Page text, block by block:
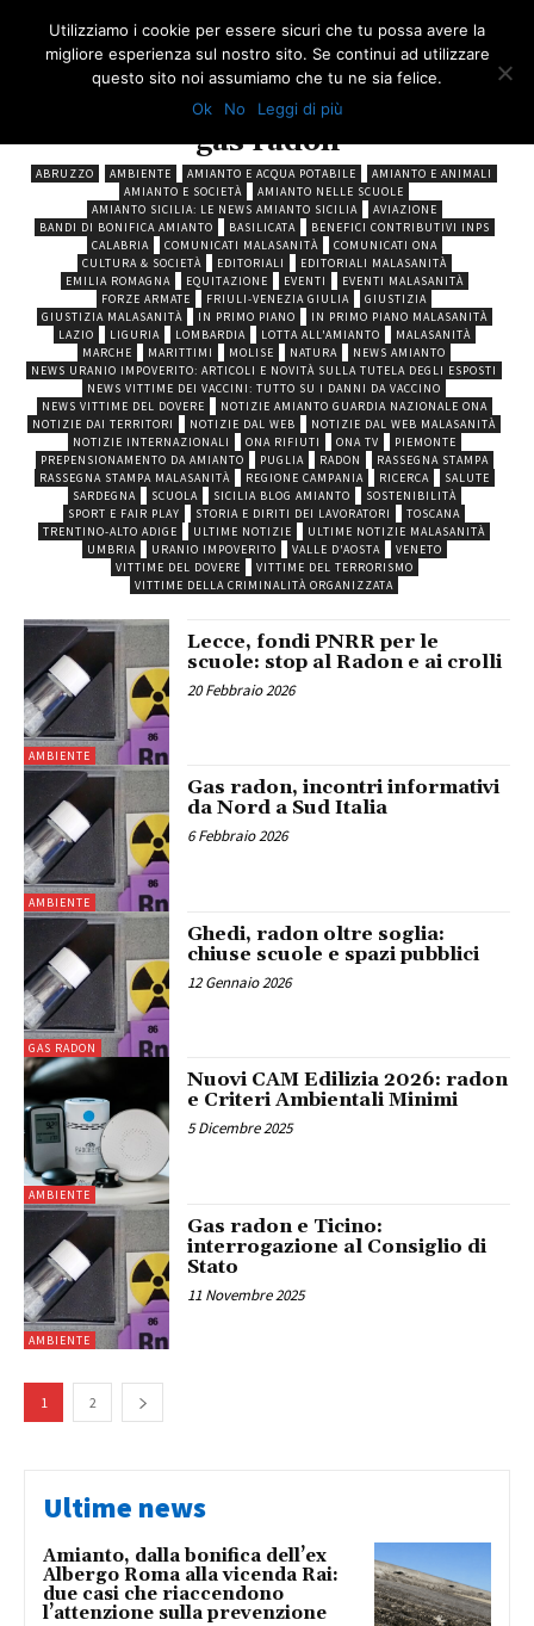
gas radon
ABRUZZO AMBIENTE AMIANTO E ACQUA POTABILE
AMIANTO E ANIMALI
AMIANTO E SOCIETÀ
AMIANTO NELLE SCUOLE
AMIANTO SICILIA: LE NEWS AMIANTO SICILIA
AVIAZIONE
BANDI DI BONIFICA AMIANTO
BASILICATA
BENEFICI CONTRIBUTIVI INPS
CALABRIA
COMUNICATI MALASANITÀ
COMUNICATI ONA
CULTURA & SOCIETÀ
EDITORIALI
EDITORIALI MALASANITÀ
EMILIA ROMAGNA
EQUITAZIONE EVENTI
EVENTI MALASANITÀ
FORZE ARMATE
FRIULI-VENEZIA GIULIA
GIUSTIZIA
GIUSTIZIA MALASANITÀ
IN PRIMO PIANO
IN PRIMO PIANO MALASANITÀ
LAZIO
LIGURIA LOMBARDIA LOTTA ALL'AMIANTO
MALASANITÀ
MARCHE
MARITTIMI MOLISE NATURA
NEWS AMIANTO
NEWS URANIO IMPOVERITO: ARTICOLI E NOVITÀ SULLA TUTELA DEGLI ESPOSTI
NEWS VITTIME DEI VACCINI: TUTTO SU I DANNI DA VACCINO
NEWS VITTIME DEL DOVERE
NOTIZIE AMIANTO GUARDIA NAZIONALE ONA
NOTIZIE DAI TERRITORI
NOTIZIE DAL WEB
NOTIZIE DAL WEB MALASANITÀ
NOTIZIE INTERNAZIONALI
ONA RIFIUTI ONA TV
PIEMONTE
PREPENSIONAMENTO DA AMIANTO
PUGLIA RADON
RASSEGNA STAMPA
RASSEGNA STAMPA MALASANITÀ
REGIONE CAMPANIA RICERCA
SALUTE
SARDEGNA
SCUOLA SICILIA BLOG AMIANTO
SOSTENIBILITÀ
SPORT E FAIR PLAY
STORIA E DIRITI DEI LAVORATORI
TOSCANA
TRENTINO-ALTO ADIGE
ULTIME NOTIZIE
ULTIME NOTIZIE MALASANITÀ
UMBRIA
URANIO IMPOVERITO VALLE D'AOSTA
VENETO
VITTIME DEL DOVERE
VITTIME DEL TERRORISMO
VITTIME DELLA CRIMINALITÀ ORGANIZZATA
AMBIENTE
Lecce, fondi PNRR per le
scuole: stop al Radon e ai crolli
20 Febbraio 2026
AMBIENTE
Gas radon, incontri informativi
da Nord a Sud Italia
6 Febbraio 2026
GAS RADON
Ghedi, radon oltre soglia:
chiuse scuole e spazi pubblici
12 Gennaio 2026
AMBIENTE
Nuovi CAM Edilizia 2026: radon
e Criteri Ambientali Minimi
5 Dicembre 2025
AMBIENTE
Gas radon e Ticino:
interrogazione al Consiglio di
Stato
11 Novembre 2025
1 2
Ultime news
Amianto, dalla bonifica dell’ex
Albergo Roma alla vicenda Rai:
due casi che riaccendono
l’attenzione sulla prevenzione
Utilizziamo i cookie per essere sicuri che tu possa avere la
migliore esperienza sul nostro sito. Se continui ad utilizzare
questo sito noi assumiamo che tu ne sia felice.
Ok
No Leggi di più